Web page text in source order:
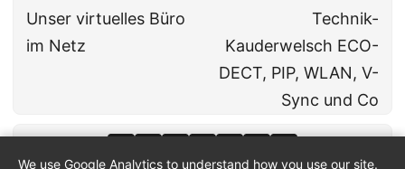
Unser virtuelles Büro
im Netz
Technik-
Kauderwelsch ECO-
DECT, PIP, WLAN, V-
Sync und Co
We use Google Analytics to understand how you use our site.